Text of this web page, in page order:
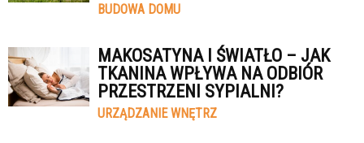
BUDOWA DOMU
MAKOSATYNA I ŚWIATŁO – JAK
TKANINA WPŁYWA NA ODBIÓR
PRZESTRZENI SYPIALNI?
URZĄDZANIE WNĘTRZ